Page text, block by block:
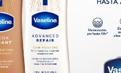
KETCHUP